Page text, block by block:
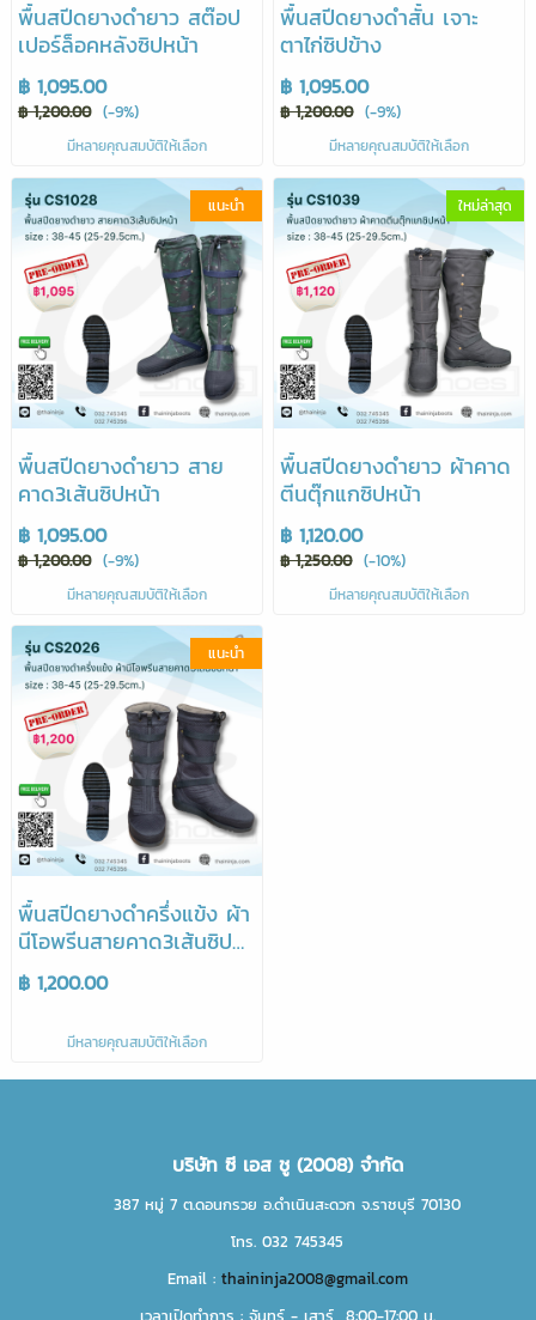
พื้นสปีดยางดำยาว สต๊อป
เปอร์ล็อคหลังซิปหน้า
฿ 1,095.00
฿ 1,200.00 (-9%)
มีหลายคุณสมบัติให้เลือก
พื้นสปีดยางดำสั้น เจาะ
ตาไก่ซิปข้าง
฿ 1,095.00
฿ 1,200.00 (-9%)
มีหลายคุณสมบัติให้เลือก
แนะนำ
พื้นสปีดยางดำยาว สาย
คาด3เส้นซิปหน้า
฿ 1,095.00
฿ 1,200.00 (-9%)
มีหลายคุณสมบัติให้เลือก
ใหม่ล่าสุด
พื้นสปีดยางดำยาว ผ้าคาด
ตีนตุ๊กแกซิปหน้า
฿ 1,120.00
฿ 1,250.00 (-10%)
มีหลายคุณสมบัติให้เลือก
แนะนำ
พื้นสปีดยางดำครึ่งแข้ง ผ้า
นีโอพรีนสายคาด3เส้นซิป
หน้า
฿ 1,200.00
มีหลายคุณสมบัติให้เลือก
บริษัท ซี เอส ชู (2008) จำกัด
387 หมู่ 7 ต.ดอนกรวย อ.ดำเนินสะดวก จ.ราชบุรี 70130
โทร. 032 745345
Email : thaininja2008@gmail.com